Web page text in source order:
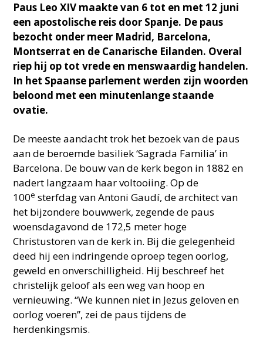
Paus Leo XIV maakte van 6 tot en met 12 juni
een apostolische reis door Spanje. De paus
bezocht onder meer Madrid, Barcelona,
Montserrat en de Canarische Eilanden. Overal
riep hij op tot vrede en menswaardig handelen.
In het Spaanse parlement werden zijn woorden
beloond met een minutenlange staande
ovatie.
De meeste aandacht trok het bezoek van de paus
aan de beroemde basiliek ‘Sagrada Familia’ in
Barcelona. De bouw van de kerk begon in 1882 en
nadert langzaam haar voltooiing. Op de
100e sterfdag van Antoni Gaudí, de architect van
het bijzondere bouwwerk, zegende de paus
woensdagavond de 172,5 meter hoge
Christustoren van de kerk in. Bij die gelegenheid
deed hij een indringende oproep tegen oorlog,
geweld en onverschilligheid. Hij beschreef het
christelijk geloof als een weg van hoop en
vernieuwing. “We kunnen niet in Jezus geloven en
oorlog voeren”, zei de paus tijdens de
herdenkingsmis.